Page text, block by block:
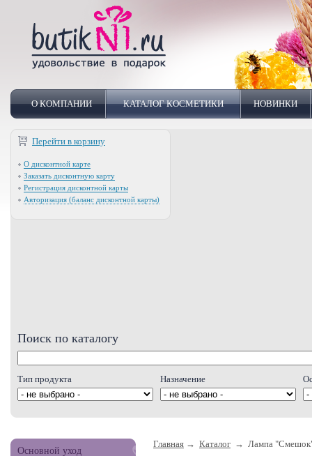
О КОМПАНИИ КАТАЛОГ КОСМЕТИКИ НОВИНКИ
Перейти в корзину
О дисконтной карте
Заказать дисконтную карту
Регистрация дисконтной карты
Авторизация (баланс дисконтной карты)
Поиск по каталогу
Тип продукта Назначение
Основной уход
Главная → Каталог → Лампа "Смешок"